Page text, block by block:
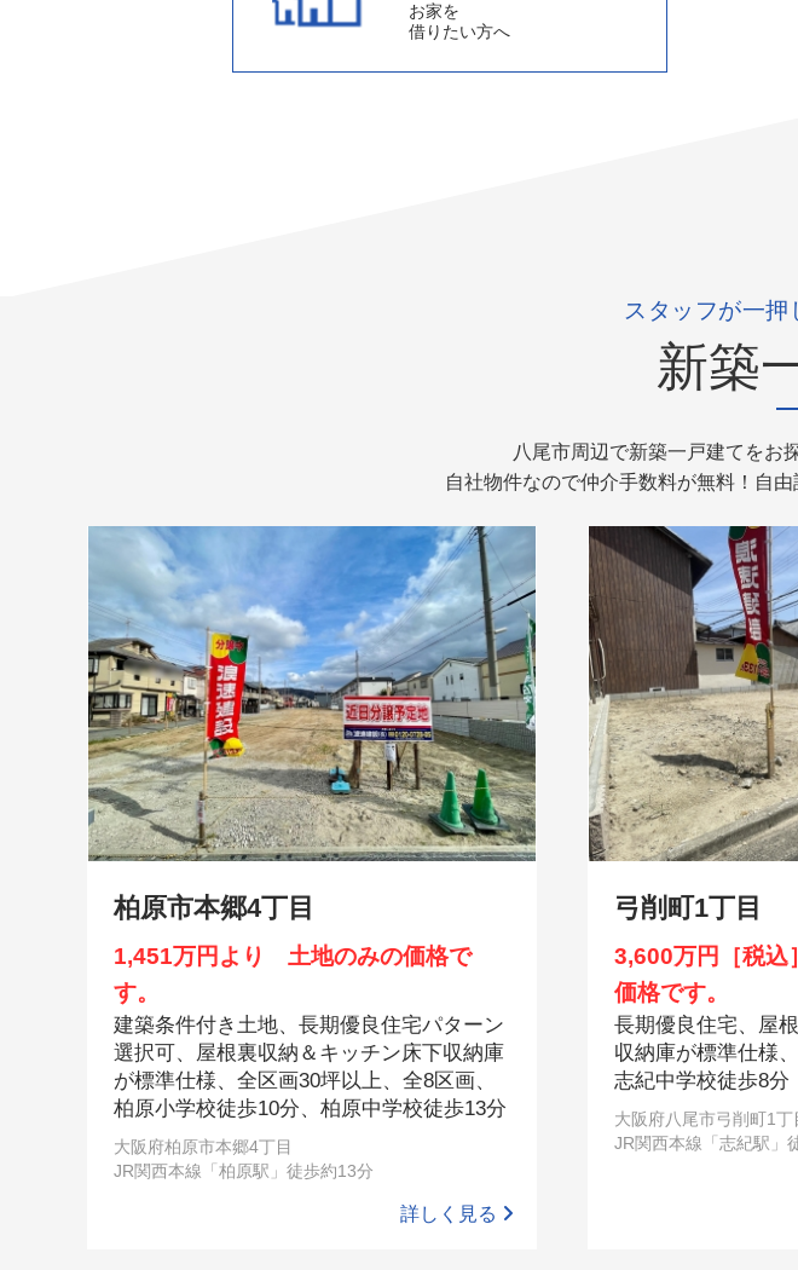
お家を
借りたい方へ
スタッフが一押
新築
八尾市周辺で新築一戸建てをお
自社物件なので仲介手数料が無料！自
柏原市本郷4丁目
1,451万円より 土地のみの価格で
す。
建築条件付き土地、長期優良住宅パターン
選択可、屋根裏収納＆キッチン床下収納庫
が標準仕様、全区画30坪以上、全8区画、
柏原小学校徒歩10分、柏原中学校徒歩13分
大阪府柏原市本郷4丁目
JR関西本線「柏原駅」徒歩約13分
詳しく見る
弓削町1丁目
3,600万円［税
価格です。
長期優良住宅、屋
収納庫が標準仕様
志紀中学校徒歩8分
大阪府八尾市弓削町1丁
JR関西本線「志紀駅」